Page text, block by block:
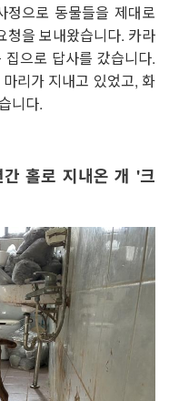
으로 동물들을 제대로
청을 보내왔습니다. 카라
으로 답사를 갔습니다.
리가 지내고 있었고, 화
니다.
홀로 지내온 개 '크